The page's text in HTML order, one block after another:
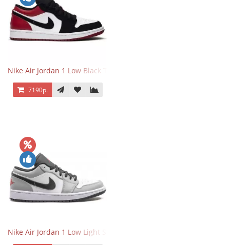
Nike Air Jordan 1 Low Black Toe
7190р.
Nike Air Jordan 1 Low Light Smoke Grey